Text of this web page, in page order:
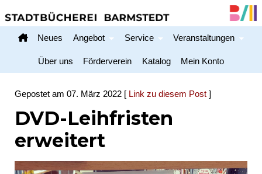
Neues Angebot Service Veranstaltungen
Über uns Förderverein Katalog Mein Konto
Gepostet am 07. März 2022 [ Link zu diesem Post ]
DVD-Leihfristen
erweitert